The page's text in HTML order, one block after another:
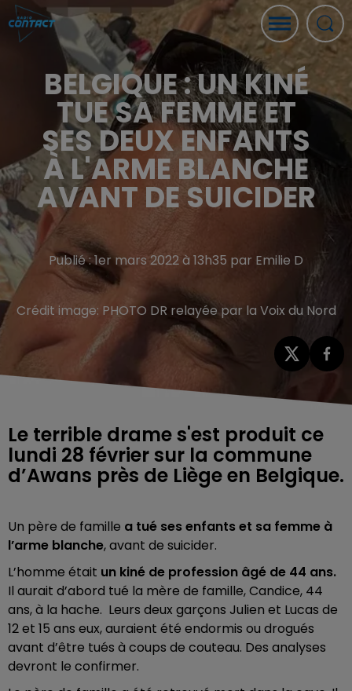
BELGIQUE : UN KINÉ
TUE SA FEMME ET
SES DEUX ENFANTS
À L'ARME BLANCHE
AVANT DE SUICIDER
Publié : 1er mars 2022 à 13h35 par Emilie D
Crédit image: PHOTO DR relayée par la Voix du Nord
Le terrible drame s'est produit ce
lundi 28 février sur la commune
d’Awans près de Liège en Belgique.
Un père de famille a tué ses enfants et sa femme à
l’arme blanche, avant de suicider.
L’homme était un kiné de profession âgé de 44 ans.
Il aurait d’abord tué la mère de famille, Candice, 44
ans, à la hache. Leurs deux garçons Julien et Lucas de
12 et 15 ans eux, auraient été endormis ou drogués
avant d’être tués à coups de couteau. Des analyses
devront le confirmer.